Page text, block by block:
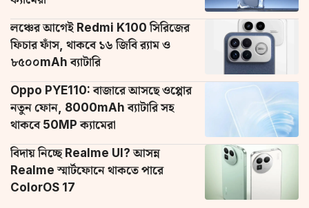
লঞ্চের আগেই Redmi K100 সিরিজের
ফিচার ফাঁস, থাকবে ১৬ জিবি র‌্যাম ও
৮৫০০mAh ব্যাটারি
Oppo PYE110: বাজারে আসছে ওপ্পোর
নতুন ফোন, 8000mAh ব্যাটারি সহ
থাকবে 50MP ক্যামেরা
বিদায় নিচ্ছে Realme UI? আসন্ন
Realme স্মার্টফোনে থাকতে পারে
ColorOS 17